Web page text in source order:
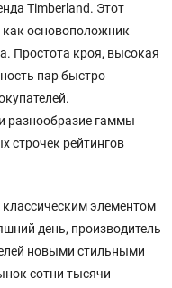
Timberland. Этот
как основоположник
Простота кроя, высокая
пар быстро
разнообразие гаммы
строчек рейтингов
элементом
день, производитель
новыми стильными
сотни тысячи